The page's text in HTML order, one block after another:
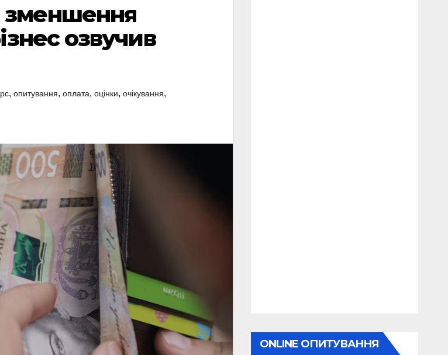
зменшення
озвучив
, опитування, оплата, оцінки, очікування,
ONLINE ОПИТУВАННЯ